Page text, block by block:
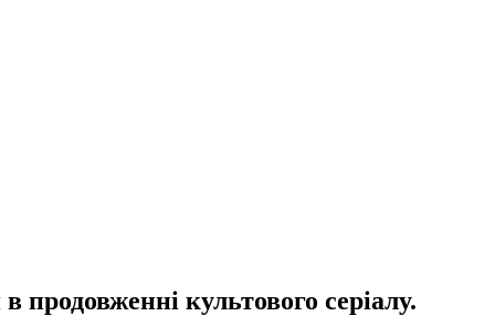
культового серіалу.